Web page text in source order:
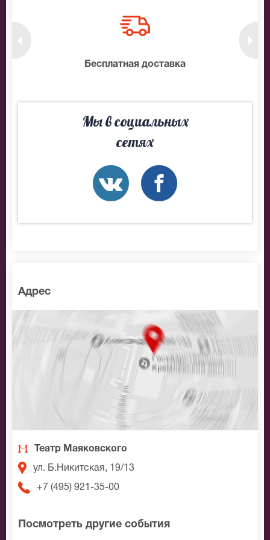
Бесплатная доставка
Мы в социальных
сетях
Адрес
Театр Маяковского
ул. Б.Никитская, 19/13
+7 (495) 921-35-00
Посмотреть другие события